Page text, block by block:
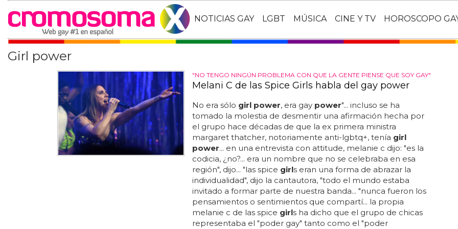
NOTICIAS GAY LGBT MÚSICA CINE Y TV HOROSCOPO
Girl power
"NO TENGO NINGÚN PROBLEMA CON QUE LA GENTE PIENSE QUE SOY GAY"
Melani C de las Spice Girls habla del gay power
No era sólo girl power, era gay power"... incluso se ha
tomado la molestia de desmentir una afirmación hecha por
el grupo hace décadas de que la ex primera ministra
margaret thatcher, notoriamente anti-lgbtq+, tenía girl
power... en una entrevista con attitude, melanie c dijo: "es la
codicia, ¿no?... era un nombre que no se celebraba en esa
región", dijo... "las spice girls eran una forma de abrazar la
individualidad", dijo la cantautora, "todo el mundo estaba
invitado a formar parte de nuestra banda... "nunca fueron los
pensamientos o sentimientos que compartí... la propia
melanie c de las spice girls ha dicho que el grupo de chicas
representaba el "poder gay" tanto como el "poder